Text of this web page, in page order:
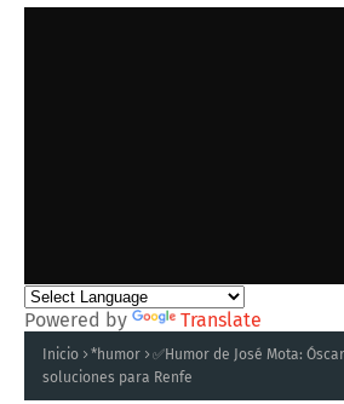
Powered by Translate
Inicio *humor
✅Humor de José Mota:
soluciones para Renfe